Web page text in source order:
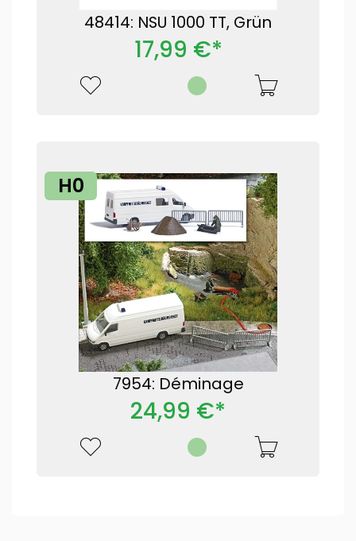
48414: NSU 1000 TT, Grün
17,99 €*
H0
7954: Déminage
24,99 €*